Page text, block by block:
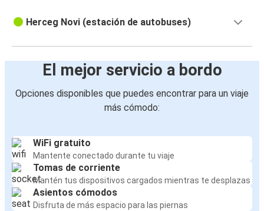
Herceg Novi (estación de autobuses)
El mejor servicio a bordo
Opciones disponibles que puedes encontrar para un viaje
más cómodo:
WiFi gratuito
Mantente conectado durante tu viaje
Tomas de corriente
Mantén tus dispositivos cargados mientras te desplazas
Asientos cómodos
Disfruta de más espacio para las piernas